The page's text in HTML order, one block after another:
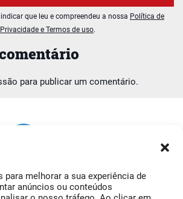
melhorar a sua experiência de
anúncios ou conteúdos
para publicar um comentário.
que leu e compreendeu a nossa Política de
Privacidade e Termos de uso.
O Jornal da Bairrada